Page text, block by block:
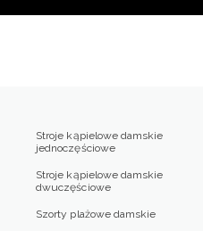
Stroje kąpielowe damskie
jednoczęściowe
Stroje kąpielowe damskie
dwuczęściowe
Szorty plażowe damskie